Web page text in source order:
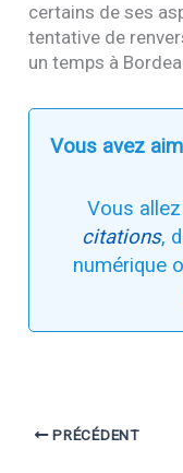
certains de ses
tentative de
un temps à
Vous avez
Vous
citations,
numérique
PRÉCÉDENT